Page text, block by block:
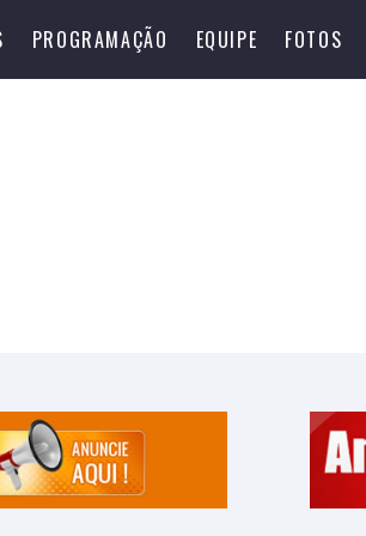
PROGRAMAÇÃO EQUIPE FOTOS